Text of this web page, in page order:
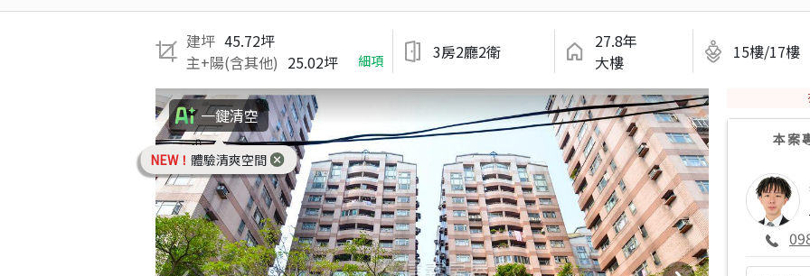
建坪 45.72坪
主+陽(含其他) 25.02坪 細項 3房2廳2衛
27.8年
大樓
15樓/17樓
一鍵清空
NEW！ 體驗清爽空間
本案